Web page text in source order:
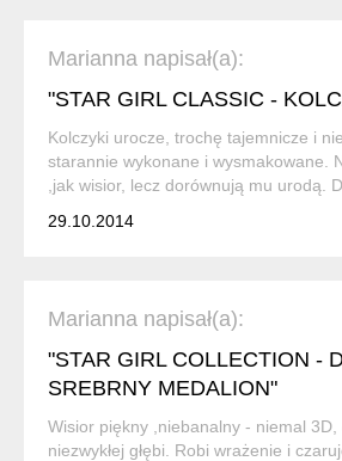
Marianna napisał(a):
"STAR GIRL CLASSIC -
Kolczyki urocze, trochę tajemnicze i
starannie wykonane i wysmakowane.
,jak wisior, lecz dorównują mu urodą.
29.10.2014
Marianna napisał(a):
"STAR GIRL COLLECTION -
SREBRNY MEDALION"
Wisior piękny ,niebanalny - niemal 3D,
niezwykłej głębi. Robi wrażenie i